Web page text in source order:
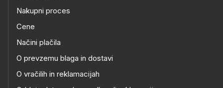
Nakupni proces
Cene
Načini plačila
O prevzemu blaga in dostavi
O vračilih in reklamacijah